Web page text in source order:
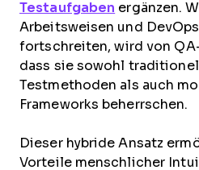
Testaufgaben ergänzen.
Arbeitsweisen und
fortschreiten, wird von
dass sie sowohl
Testmethoden als auch
Frameworks beherrschen.
Dieser hybride Ansatz
Vorteile menschlicher